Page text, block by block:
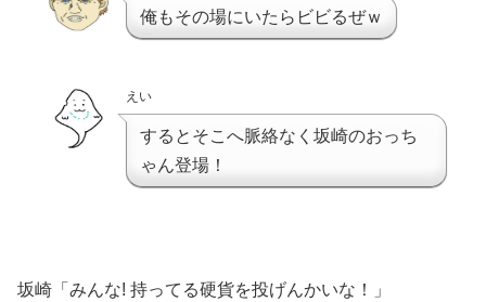
俺もその場にいたらビビるぜｗ
えい
するとそこへ脈絡なく坂崎のおっち
ゃん登場！
坂崎「みんな! 持ってる硬貨を投げんかいな！」